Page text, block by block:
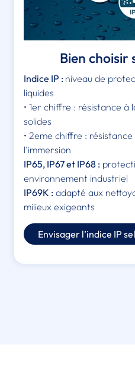
Bien choisir
Indice IP : niveau de
liquides
• 1er chiffre : résistance à
solides
• 2eme chiffre : résistance
l’immersion
IP65, IP67 et IP68 :
environnement industriel
IP69K : adapté aux
milieux exigeants
Envisager l’indice IP